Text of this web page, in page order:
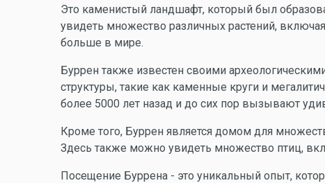
Это каменистый ландшафт, который был
увидеть множество различных растений,
больше в мире.
Буррен также известен своими
структуры, такие как каменные круги и
более 5000 лет назад и до сих пор вызывают
Кроме того, Буррен является домом для
Здесь также можно увидеть множество птиц,
Посещение Буррена - это уникальный опыт,